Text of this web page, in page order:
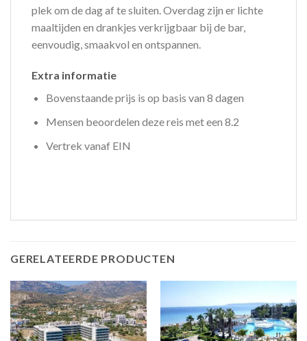
plek om de dag af te sluiten. Overdag zijn er lichte
maaltijden en drankjes verkrijgbaar bij de bar,
eenvoudig, smaakvol en ontspannen.
Extra informatie
Bovenstaande prijs is op basis van 8 dagen
Mensen beoordelen deze reis met een 8.2
Vertrek vanaf EIN
GERELATEERDE PRODUCTEN